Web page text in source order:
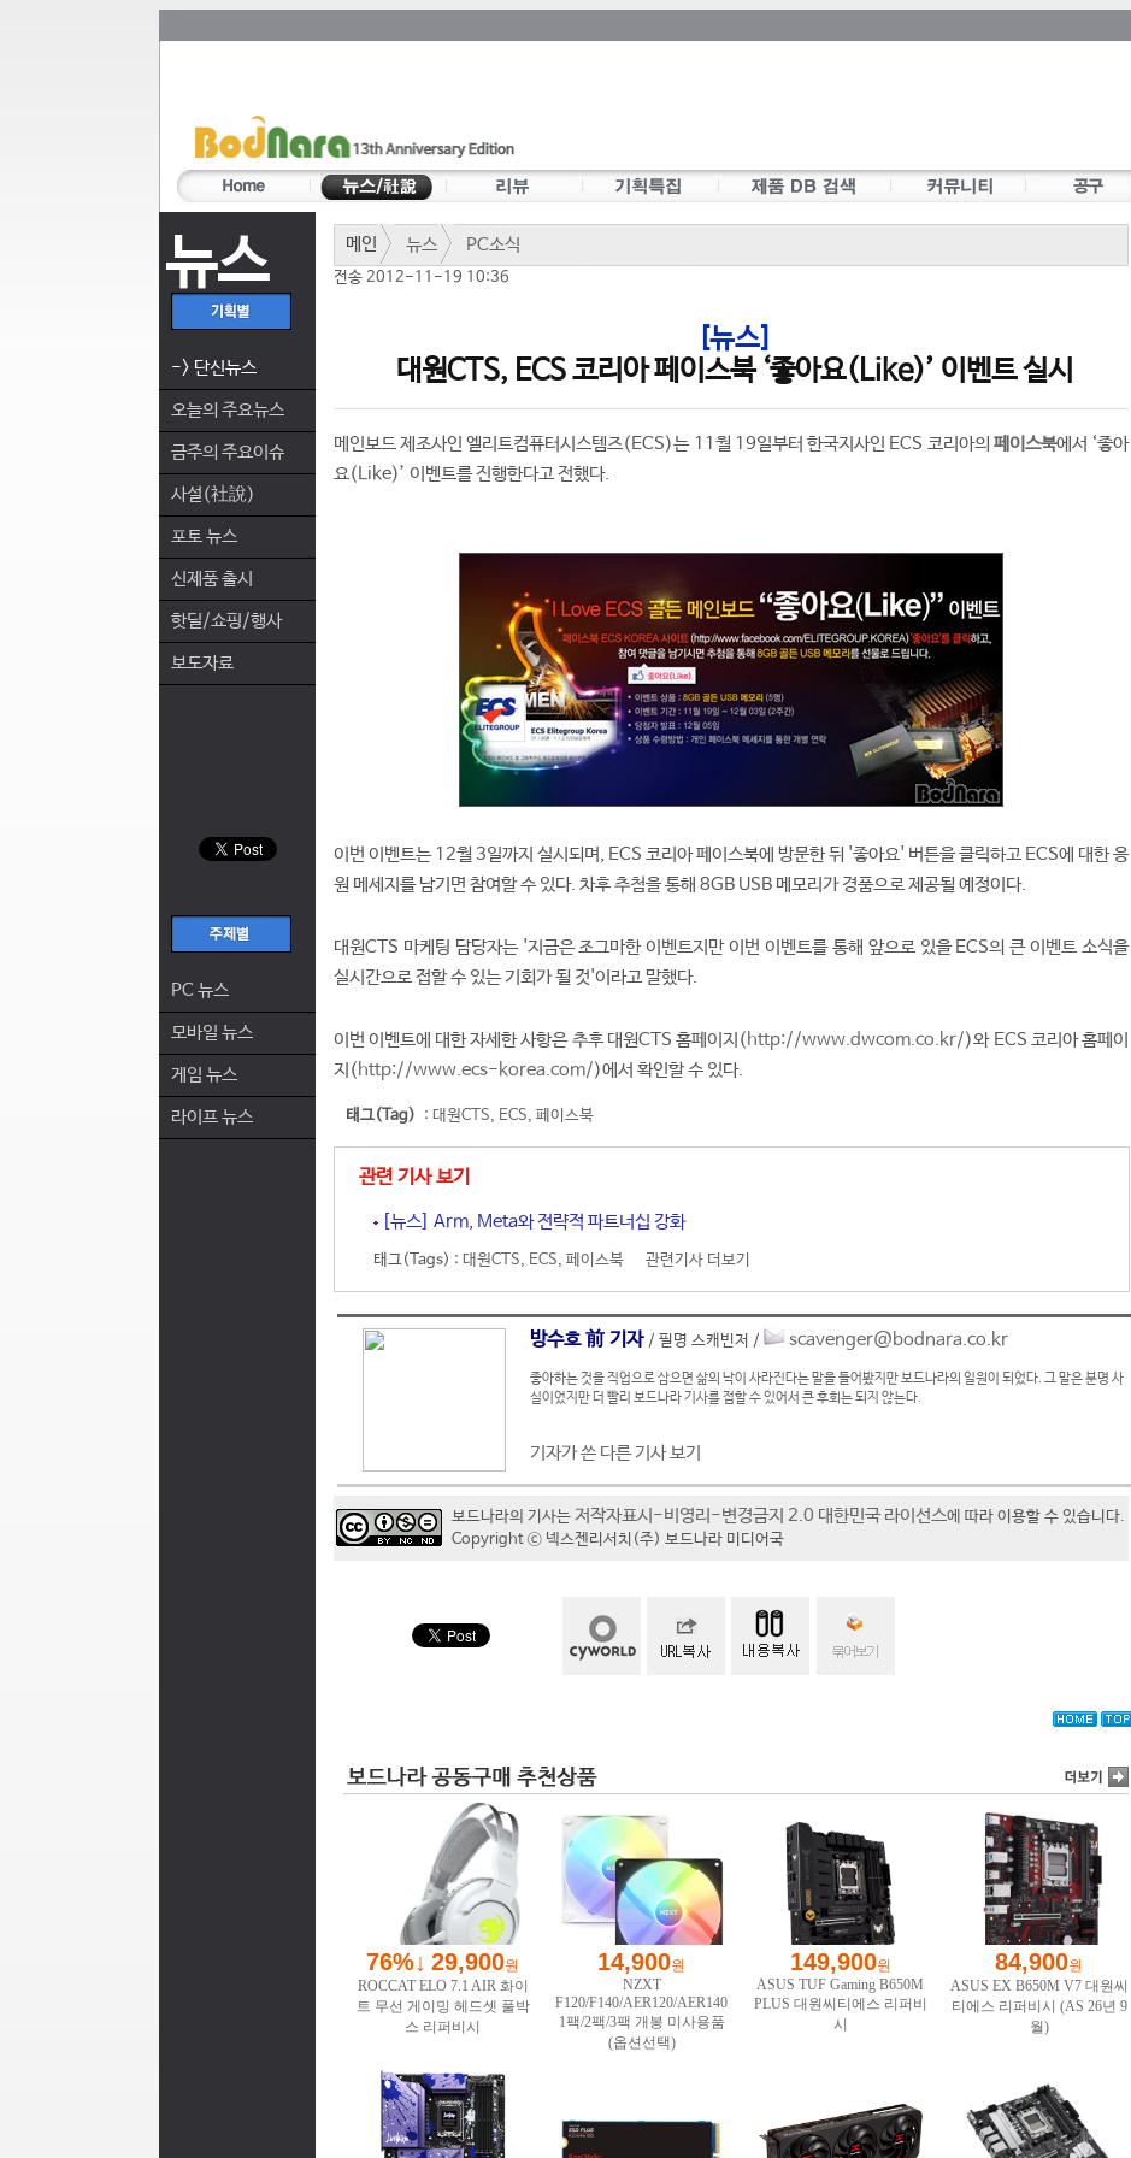
뉴스
-> 단신뉴스
오늘의 주요뉴스
금주의 주요이슈
사설(社說)
포토 뉴스
신제품 출시
핫딜/쇼핑/행사
보도자료
PC 뉴스
모바일 뉴스
게임 뉴스
라이프 뉴스
메인 뉴스 PC소식
전송 2012-11-19 10:36
[뉴스]
대원CTS, ECS 코리아 페이스북 ‘좋아요(Like)’ 이벤트 실시
메인보드 제조사인 엘리트컴퓨터시스템즈(ECS)는 11월 19일부터 한국지사인 ECS 코리아의 페이스북에서 ‘좋아
요(Like)’ 이벤트를 진행한다고 전했다.
이번 이벤트는 12월 3일까지 실시되며, ECS 코리아 페이스북에 방문한 뒤 '좋아요' 버튼을 클릭하고 ECS에 대한 응
원 메세지를 남기면 참여할 수 있다. 차후 추첨을 통해 8GB USB 메모리가 경품으로 제공될 예정이다.
대원CTS 마케팅 담당자는 '지금은 조그마한 이벤트지만 이번 이벤트를 통해 앞으로 있을 ECS의 큰 이벤트 소식을
실시간으로 접할 수 있는 기회가 될 것'이라고 말했다.
이번 이벤트에 대한 자세한 사항은 추후 대원CTS 홈페이지(http://www.dwcom.co.kr/)와 ECS 코리아 홈페이
지(http://www.ecs-korea.com/)에서 확인할 수 있다.
태그(Tag) : 대원CTS, ECS, 페이스북
관련 기사 보기
[뉴스] Arm, Meta와 전략적 파트너십 강화
태그(Tags) : 대원CTS, ECS, 페이스북 관련기사 더보기
방수호 前 기자 / 필명 스캐빈저 / scavenger@bodnara.co.kr
좋아하는 것을 직업으로 삼으면 삶의 낙이 사라진다는 말을 들어봤지만 보드나라의 일원이 되었다. 그 말은 분명 사
실이었지만 더 빨리 보드나라 기사를 접할 수 있어서 큰 후회는 되지 않는다.
기자가 쓴 다른 기사 보기
보드나라의 기사는 저작자표시-비영리-변경금지 2.0 대한민국 라이선스에 따라 이용할 수 있습니다.
Copyright ⓒ 넥스젠리서치(주) 보드나라 미디어국